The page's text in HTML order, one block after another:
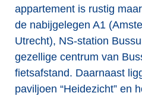
appartement is rustig
de nabijgelegen A1
Utrecht), NS-station
gezellige centrum van
fietsafstand. Daarnaast
paviljoen “Heidezicht” en